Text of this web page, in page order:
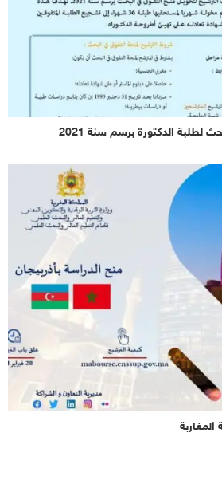
لطلبة الدكتورة برسم سنة 2021
المغاربة